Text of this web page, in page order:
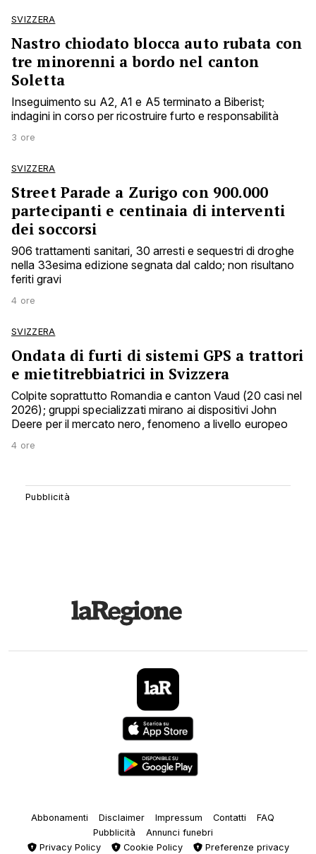
SVIZZERA
Nastro chiodato blocca auto rubata con
tre minorenni a bordo nel canton
Soletta
Inseguimento su A2, A1 e A5 terminato a Biberist;
indagini in corso per ricostruire furto e responsabilità
3 ore
SVIZZERA
Street Parade a Zurigo con 900.000
partecipanti e centinaia di interventi
dei soccorsi
906 trattamenti sanitari, 30 arresti e sequestri di droghe
nella 33esima edizione segnata dal caldo; non risultano
feriti gravi
4 ore
SVIZZERA
Ondata di furti di sistemi GPS a trattori
e mietitrebbiatrici in Svizzera
Colpite soprattutto Romandia e canton Vaud (20 casi nel
2026); gruppi specializzati mirano ai dispositivi John
Deere per il mercato nero, fenomeno a livello europeo
4 ore
Abbonamenti Disclaimer Impressum Contatti
FAQ
Pubblicità
Annunci funebri
Privacy Policy
Cookie Policy Preferenze privacy